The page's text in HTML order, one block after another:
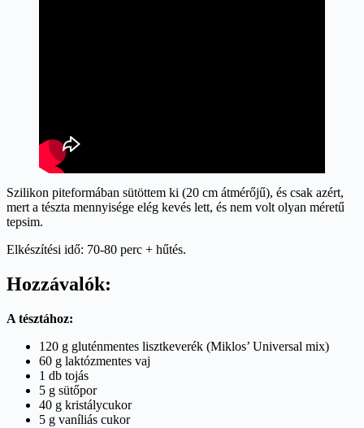
Szilikon piteformában sütöttem ki (20 cm átmérőjű), és csak azért,
mert a tészta mennyisége elég kevés lett, és nem volt olyan méretű
tepsim.
Elkészítési idő: 70-80 perc + hűtés.
Hozzávalók:
A tésztához:
120 g gluténmentes lisztkeverék (Miklos’ Universal mix)
60 g laktózmentes vaj
1 db tojás
5 g sütőpor
40 g kristálycukor
5 g vaníliás cukor